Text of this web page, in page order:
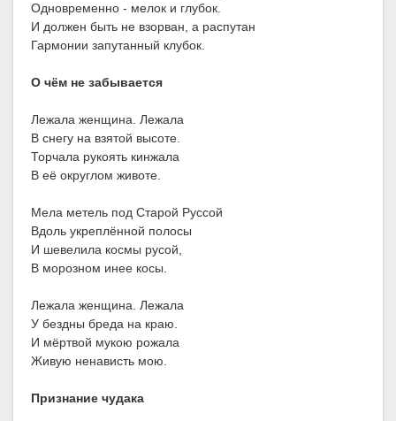
Одновременно - мелок и глубок.
И должен быть не взорван, а распутан
Гармонии запутанный клубок.
О чём не забывается
Лежала женщина. Лежала
В снегу на взятой высоте.
Торчала рукоять кинжала
В её округлом животе.
Мела метель под Старой Руссой
Вдоль укреплённой полосы
И шевелила космы русой,
В морозном инее косы.
Лежала женщина. Лежала
У бездны бреда на краю.
И мёртвой мукою рожала
Живую ненависть мою.
Признание чудака